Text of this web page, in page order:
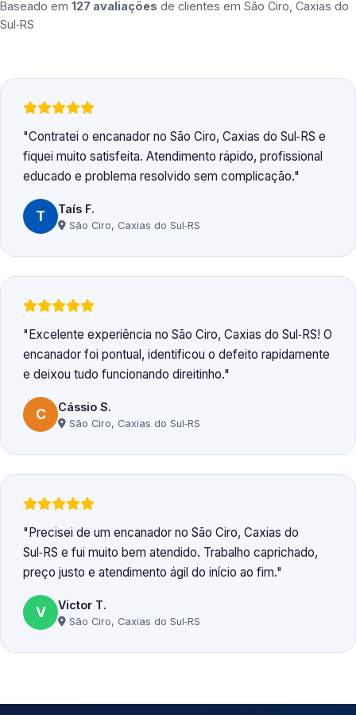
Baseado em 127 avaliações de clientes em São Ciro, Caxias do
Sul‑RS
Contratei o encanador no São Ciro, Caxias do Sul‑RS e
fiquei muito satisfeita. Atendimento rápido, profissional
educado e problema resolvido sem complicação.
T Taís F.
São Ciro, Caxias do Sul‑RS
Excelente experiência no São Ciro, Caxias do Sul‑RS! O
encanador foi pontual, identificou o defeito rapidamente
e deixou tudo funcionando direitinho.
C Cássio S.
São Ciro, Caxias do Sul‑RS
Precisei de um encanador no São Ciro, Caxias do
Sul‑RS e fui muito bem atendido. Trabalho caprichado,
preço justo e atendimento ágil do início ao fim.
V Victor T.
São Ciro, Caxias do Sul‑RS